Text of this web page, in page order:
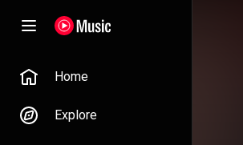
Home
Explore